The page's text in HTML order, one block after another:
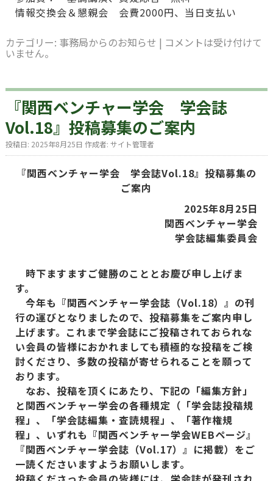
情報交換会＆懇親会 会費2000円、当日支払い
カテゴリー: 事務局からのお知らせ | コメントは受け付けて
いません。
『関西ベンチャー学会 学会誌
Vol.18』投稿募集のご案内
投稿日: 2025年8月25日 作成者: サイト管理者
『関西ベンチャー学会 学会誌Vol.18』投稿募集の
ご案内
2025年8月25日
関西ベンチャー学会
学会誌編集委員会
時下ますますご健勝のこととお慶び申し上げま
す。
今年も『関西ベンチャー学会誌（Vol.18）』の刊
行の運びとなりましたので、投稿募集をご案内申し
上げます。これまで学会誌にご投稿されておられな
い会員の皆様におかれましても積極的な投稿をご検
討くださり、多数の投稿が寄せられることを願って
おります。
なお、投稿を頂くにあたり、下記の「編集方針」
と関西ベンチャー学会の各種規定（「学会誌投稿規
程」、「学会誌編集・査読規程」、「著作権規
程」、いずれも『関西ベンチャー学会WEBページ』
『関西ベンチャー学会誌（Vol.17）』に掲載）をご
一読くださいますようお願いします。